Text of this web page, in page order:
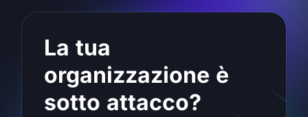
La tua
organizzazione è
sotto attacco?